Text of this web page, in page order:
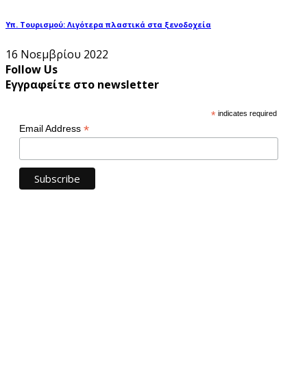
Υπ. Τουρισμού: Λιγότερα πλαστικά στα ξενοδοχεία
16 Νοεμβρίου 2022
Follow Us
Εγγραφείτε στο newsletter
* indicates required
Email Address *